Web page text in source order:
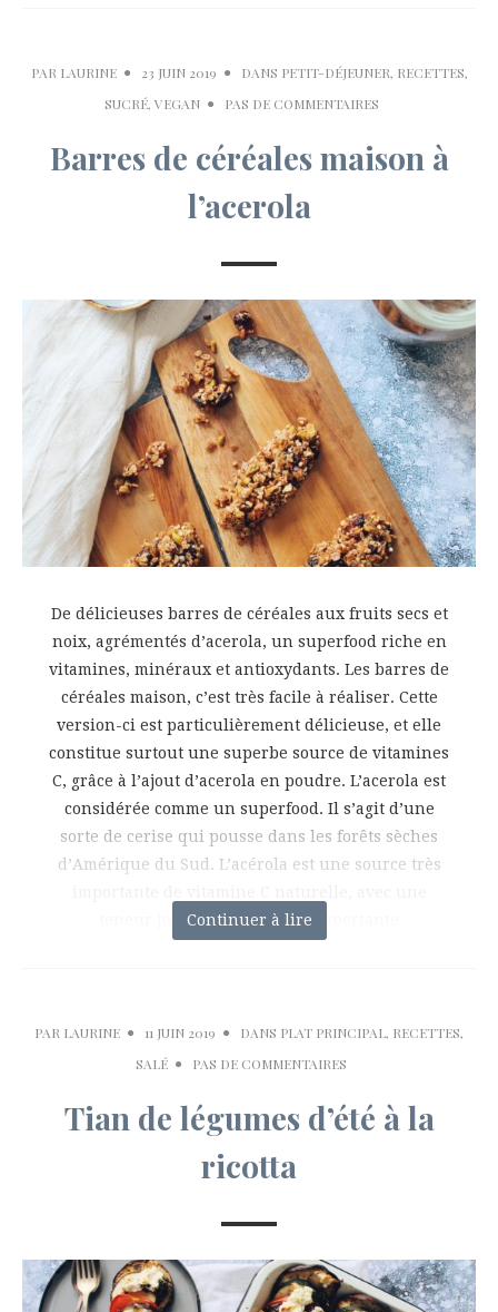
PAR LAURINE 23 JUIN 2019 DANS PETIT-DÉJEUNER, RECETTES,
SUCRÉ, VEGAN PAS DE COMMENTAIRES
Barres de céréales maison à
l’acerola
De délicieuses barres de céréales aux fruits secs et
noix, agrémentés d’acerola, un superfood riche en
vitamines, minéraux et antioxydants. Les barres de
céréales maison, c’est très facile à réaliser. Cette
version-ci est particulièrement délicieuse, et elle
constitue surtout une superbe source de vitamines
C, grâce à l’ajout d’acerola en poudre. L’acerola est
considérée comme un superfood. Il s’agit d’une
sorte de cerise qui pousse dans les forêts sèches
d’Amérique du Sud. L’acérola est une source très
teneur jusqu’à 65 fois plus importante
Continuer à lire
PAR LAURINE 11 JUIN 2019 DANS PLAT PRINCIPAL, RECETTES,
SALÉ
PAS DE COMMENTAIRES
Tian de légumes d’été à la
ricotta